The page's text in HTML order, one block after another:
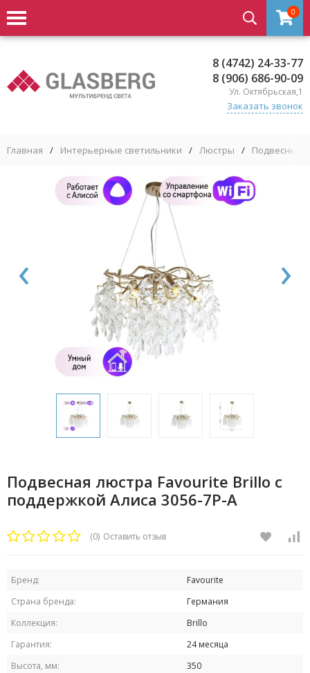
0
8 (4742) 24-33-77
8 (906) 686-90-09
Ул. Октябрьская,1
Заказать звонок
Главная / Интерьерные светильники / Люстры / Подвесные
‹ ›
Подвесная люстра Favourite Brillo с
поддержкой Алиса 3056-7P-А
(0) Оставить отзыв
Бренд:
Favourite
Страна бренда:
Германия
Коллекция:
Brillo
Гарантия:
24 месяца
Высота, мм:
350